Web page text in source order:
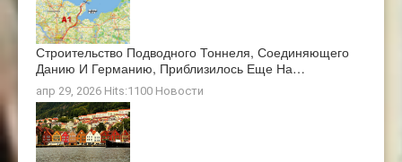
Строительство Подводного Тоннеля, Соединяющего
Данию И Германию, Приблизилось Еще На…
апр 29, 2026 Hits:1100 Новости